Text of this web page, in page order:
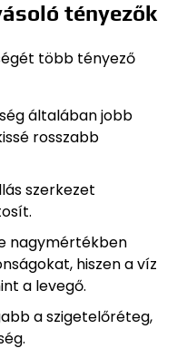
tényezők
több tényező
általában jobb
rosszabb
szerkezet
nagymértékben
hiszen a víz
a levegő.
a szigetelőréteg,